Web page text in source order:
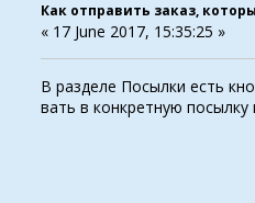
Как отправить заказ,
« 17 June 2017, 15:35:25 »
В разделе Посылки есть
вать в конкретную